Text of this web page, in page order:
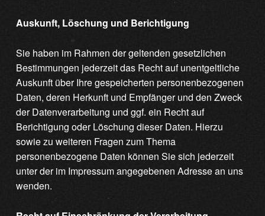
Auskunft, Löschung und Berichtigung
Sie haben im Rahmen der geltenden gesetzlichen
Bestimmungen jederzeit das Recht auf unentgeltliche
Auskunft über Ihre gespeicherten personenbezogenen
Daten, deren Herkunft und Empfänger und den Zweck
der Datenverarbeitung und ggf. ein Recht auf
Berichtigung oder Löschung dieser Daten. Hierzu
sowie zu weiteren Fragen zum Thema
personenbezogene Daten können Sie sich jederzeit
unter der im Impressum angegebenen Adresse an uns
wenden.